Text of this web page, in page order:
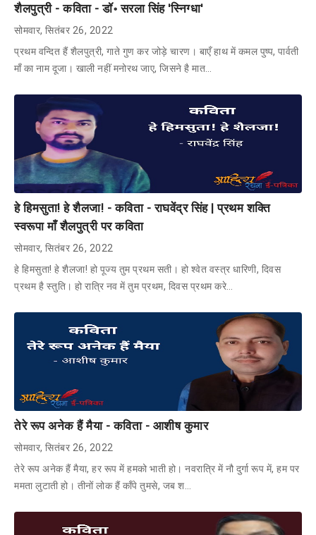
शैलपुत्री - कविता - डॉ॰ सरला सिंह 'स्निग्धा'
सोमवार, सितंबर 26, 2022
प्रथम वन्दित हैं शैलपुत्री, गाते गुण कर जोड़े चारण। बाएँ हाथ में कमल पुष्प, पार्वती
माँ का नाम दूजा। खाली नहीं मनोरथ जाए, जिसने है मात…
हे हिमसुता! हे शैलजा! - कविता - राघवेंद्र सिंह | प्रथम शक्ति
स्वरूपा माँ शैलपुत्री पर कविता
सोमवार, सितंबर 26, 2022
हे हिमसुता! हे शैलजा! हो पूज्य तुम प्रथम सती। हो श्वेत वस्त्र धारिणी, दिवस
प्रथम है स्तुति। हो रात्रि नव में तुम प्रथम, दिवस प्रथम करे…
तेरे रूप अनेक हैं मैया - कविता - आशीष कुमार
सोमवार, सितंबर 26, 2022
तेरे रूप अनेक हैं मैया, हर रूप में हमको भाती हो। नवरात्रि में नौ दुर्गा रूप में, हम पर
ममता लुटाती हो। तीनों लोक हैं काँपे तुमसे, जब श…